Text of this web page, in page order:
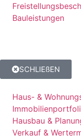
Bauleistungen
SCHLIEßEN
Haus- &
Hausbau &
Verkauf &